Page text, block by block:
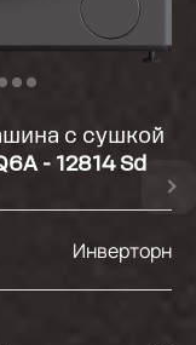
с сушкой
- 12814 Sd
Инверторный